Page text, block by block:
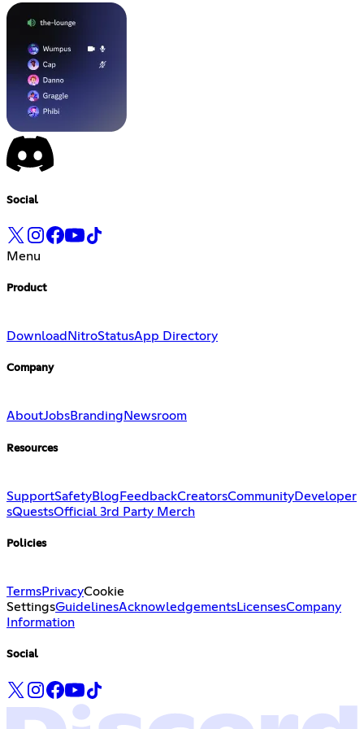
Social
Menu
Product
Download NitroStatusApp Directory
Company
AboutJobsBranding Newsroom
Resources
SupportSafetyBlog FeedbackCreatorsCommunityDeveloper
sQuestsOfficial 3rd Party Merch
Policies
TermsPrivacyCookie
SettingsGuidelinesAcknowledgementsLicensesCompany
Information
Social